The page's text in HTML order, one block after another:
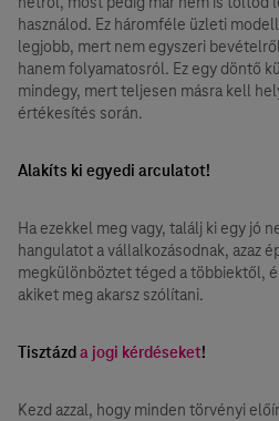
használod. Ez háromféle üzleti
legjobb, mert nem egyszeri
hanem folyamatosról. Ez egy döntő
mindegy, mert teljesen másra kell
értékesítés során.
Alakíts ki egyedi arculatot!
Ha ezekkel meg vagy, találj ki egy jó
hangulatot a vállalkozásodnak, azaz
megkülönböztet téged a többiektől,
akiket meg akarsz szólítani.
Tisztázda jogi kérdéseket!
Kezd azzal, hogy minden törvényi